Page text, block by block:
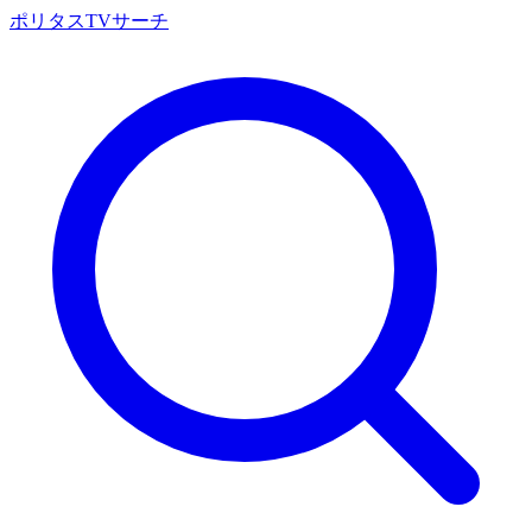
ポリタスTVサーチ